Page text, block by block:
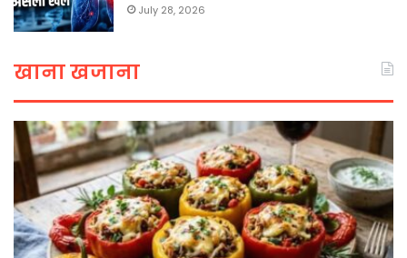
July 28, 2026
खाना खजाना